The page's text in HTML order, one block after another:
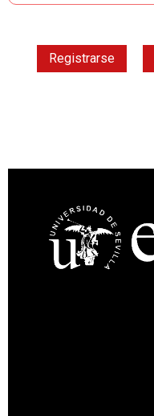
Registrarse